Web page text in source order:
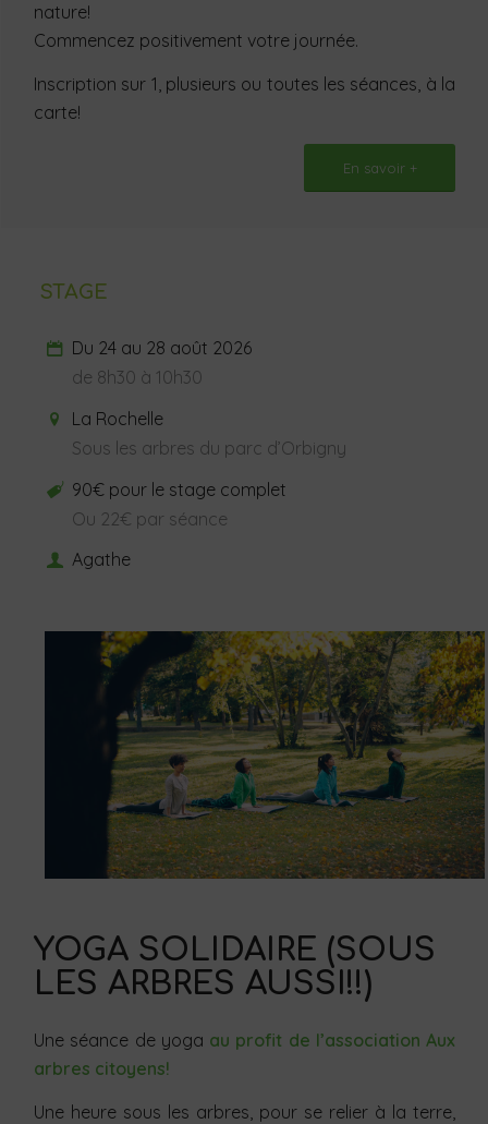
nature!
Commencez positivement votre journée.
Inscription sur 1, plusieurs ou toutes les séances, à la
carte!
En savoir +
STAGE
Du 24 au 28 août 2026
de 8h30 à 10h30
La Rochelle
Sous les arbres du parc d’Orbigny
90€ pour le stage complet
Ou 22€ par séance
Agathe
YOGA SOLIDAIRE (SOUS
LES ARBRES AUSSI!!)
Une séance de yoga au profit de l’association Aux
arbres citoyens!
Une heure sous les arbres, pour se relier à la terre,